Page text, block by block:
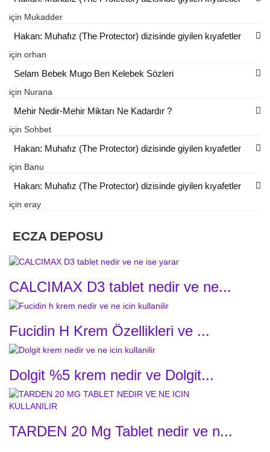
için Mukadder
Hakan: Muhafız (The Protector) dizisinde giyilen kıyafetler
için orhan
Selam Bebek Mugo Ben Kelebek Sözleri
için Nurana
Mehir Nedir-Mehir Miktarı Ne Kadardır ?
için Sohbet
Hakan: Muhafız (The Protector) dizisinde giyilen kıyafetler
için Banu
Hakan: Muhafız (The Protector) dizisinde giyilen kıyafetler
için eray
ECZA DEPOSU
CALCIMAX D3 tablet nedir ve ne...
Fucidin H Krem Özellikleri ve ...
Dolgit %5 krem nedir ve Dolgit...
TARDEN 20 Mg Tablet nedir ve n...